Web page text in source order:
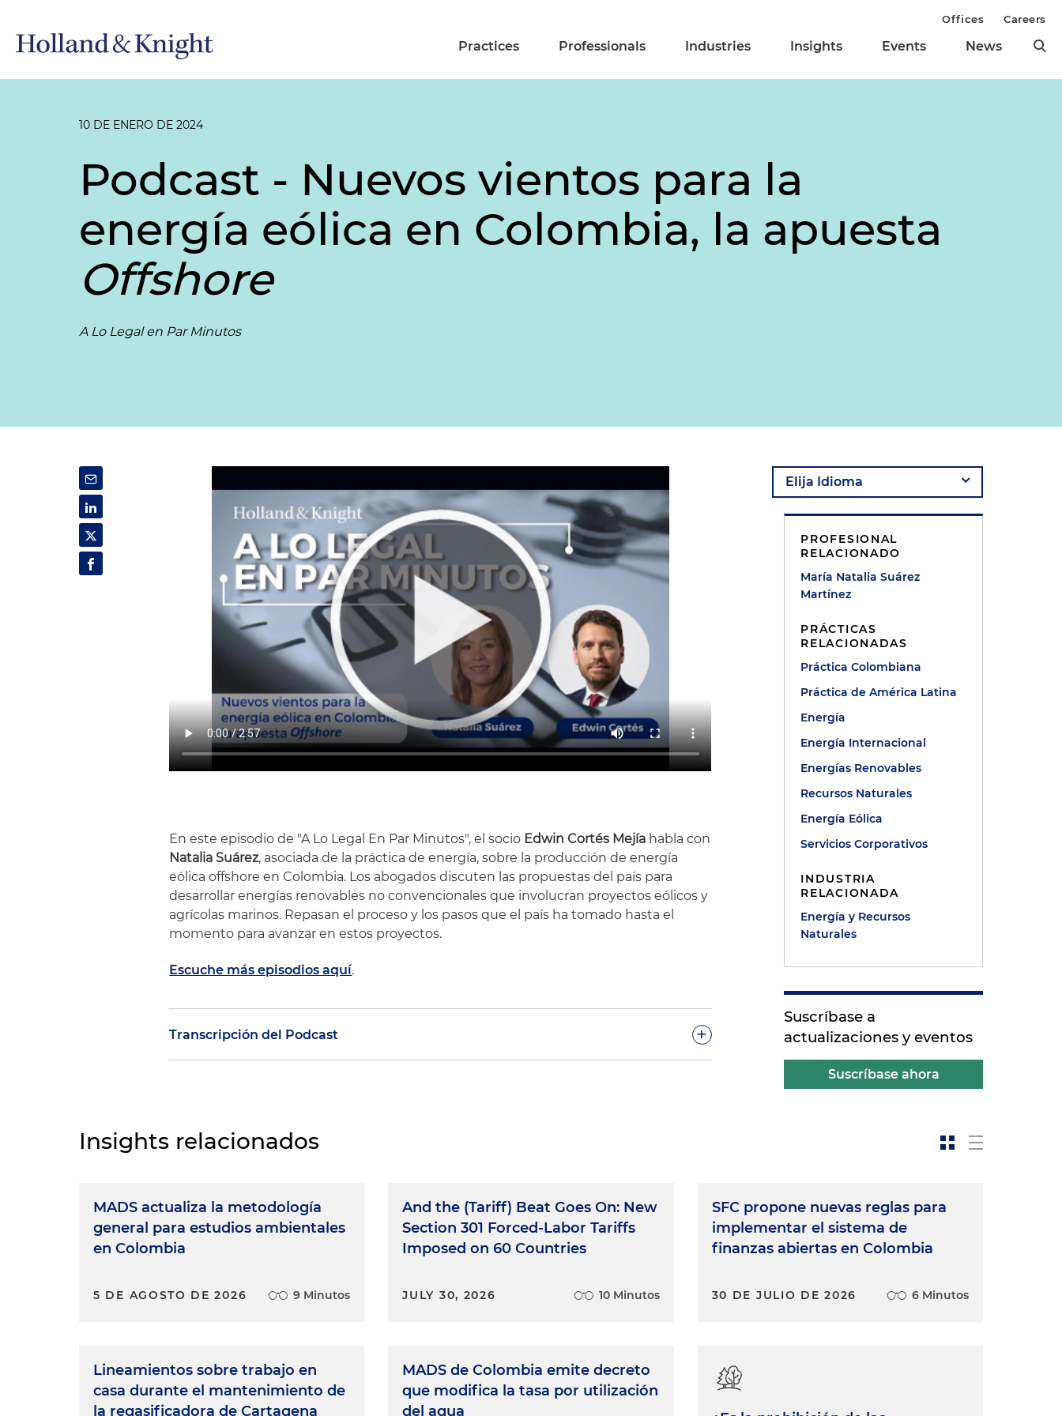
Practices Professionals Industries Insights Events News
Offices Careers
10 DE ENERO DE 2024
Podcast - Nuevos vientos para la
energía eólica en Colombia, la apuesta
Offshore
A Lo Legal en Par Minutos
En este episodio de "A Lo Legal En Par Minutos", el socio Edwin Cortés Mejía habla con
Natalia Suárez, asociada de la práctica de energía, sobre la producción de energía
eólica offshore en Colombia. Los abogados discuten las propuestas del país para
desarrollar energías renovables no convencionales que involucran proyectos eólicos y
agrícolas marinos. Repasan el proceso y los pasos que el país ha tomado hasta el
momento para avanzar en estos proyectos.
Escuche más episodios aquí.
Transcripción del Podcast +
derecho minero energético, derecho contractual y derecho comercial. Y queremos
tratar un tema muy interesante con ella y es sobre la producción de energía eólica
offshore en Colombia. Y lo primero es preguntar, ¿qué es eso?
solamente es un tema relevante en el país, sino también a nivel mundial. Colombia se
eólicos tenemos proyectos agrícolas costa adentro y costa afuera. En este momento
estamos en un momento crucial en el desarrollo de esas energías, porque se acaba
de lanzar la primera ronda para la asignación de permisos de ocupación temporal para
PROFESIONAL
RELACIONADO
María Natalia Suárez
Martínez
PRÁCTICAS
RELACIONADAS
Práctica Colombiana
Práctica de América Latina
Energía
Energía Internacional
Energías Renovables
Recursos Naturales
Energía Eólica
Servicios Corporativos
INDUSTRIA
RELACIONADA
Energía y Recursos
Naturales
Suscríbase a
actualizaciones y eventos
Suscríbase ahora
Insights relacionados
MADS actualiza la metodología
general para estudios ambientales
en Colombia
5 DE AGOSTO DE 2026 9 Minutos
Lineamientos sobre trabajo en
casa durante el mantenimiento de
la regasificadora de Cartagena
And the (Tariff) Beat Goes On: New
Section 301 Forced-Labor Tariffs
Imposed on 60 Countries
JULY 30, 2026 10 Minutos
MADS de Colombia emite decreto
que modifica la tasa por utilización
del agua
SFC propone nuevas reglas para
implementar el sistema de
finanzas abiertas en Colombia
30 DE JULIO DE 2026 6 Minutos